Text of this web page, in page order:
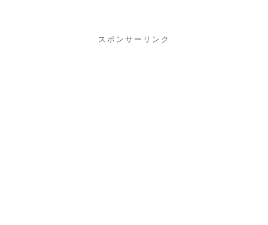
スポンサーリンク